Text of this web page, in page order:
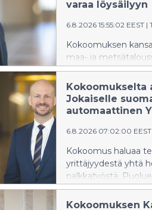
varaa löysäilyyn
6.8.2026 15:55:02 EEST |
Kokoomuksen
maa- ja
jäsen Janne Jukkola
riistaporttien
myös Pohjois-
mukaan riistaportit
Kaakkois-Suomessa
viime viikolla
leviämisen
Kokoomukselta
Jokaiselle
automaattinen
6.8.2026 07:02:00 EEST
Kokoomus haluaa
yrittäjyydestä yhtä
palkkatyöstä.
jokainen
automaattisesti
Kokoomuksen